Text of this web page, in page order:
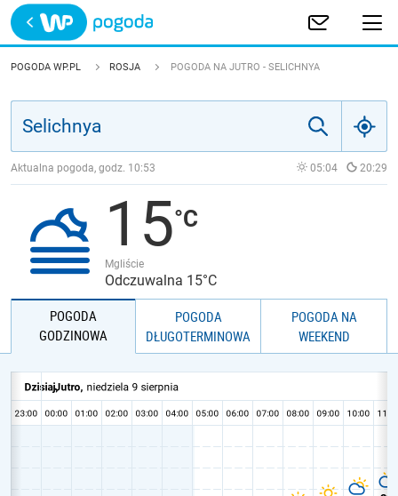
Trwa ładowanie
POLSKA
JAKOŚĆ POWIETRZA
POGODA WP.PL ROSJA POGODA NA JUTRO - SELICHNYA
Aktualna pogoda, godz. 10:53 05:04 20:29
15
Mgliście
Odczuwalna 15°C
POGODA
GODZINOWA
POGODA
DŁUGOTERMINOWA
POGODA NA
WEEKEND